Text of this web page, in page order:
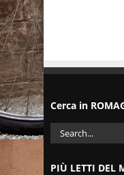
Cerca in
PIÙ LETTI DEL